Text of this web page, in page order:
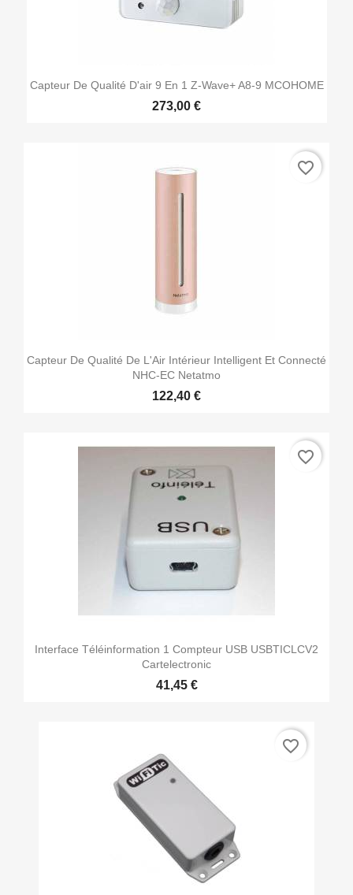
Capteur De Qualité D'air 9 En 1 Z-Wave+ A8-9 MCOHOME
273,00 €
Capteur De Qualité De L'Air Intérieur Intelligent Et Connecté
NHC-EC Netatmo
122,40 €
favorite_border
Interface Téléinformation 1 Compteur USB USBTICLCV2
Cartelectronic
41,45 €
favorite_border
favorite_border